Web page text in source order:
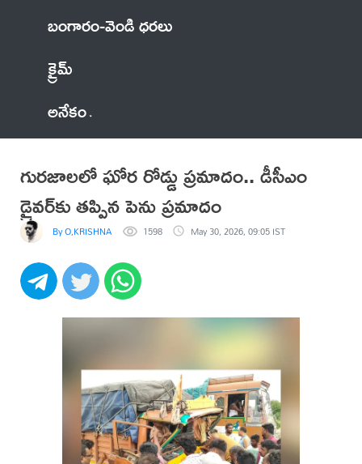
బంగారం-వెండి ధరలు
క్రైమ్
అనేకం
గురజాలలో ఘోర రోడ్డు ప్రమాదం.. డీసీఎం
డ్రైవర్‌కు తప్పిన పెను ప్రమాదం
By O,KRISHNA 1598 May 30, 2026, 09:05 IST